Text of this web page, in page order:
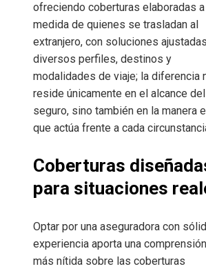
ofreciendo coberturas elaboradas
medida de quienes se trasladan al
extranjero, con soluciones
diversos perfiles, destinos y
modalidades de viaje; la diferencia
reside únicamente en el alcance del
seguro, sino también en la manera
que actúa frente a cada
Coberturas
para situaciones
Optar por una aseguradora con
experiencia aporta una comprensión
más nítida sobre las coberturas